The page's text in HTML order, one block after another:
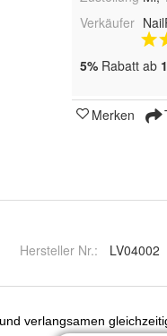
Verkäufer
5% Rabatt ab
Merken
Hersteller Nr.: LV04002